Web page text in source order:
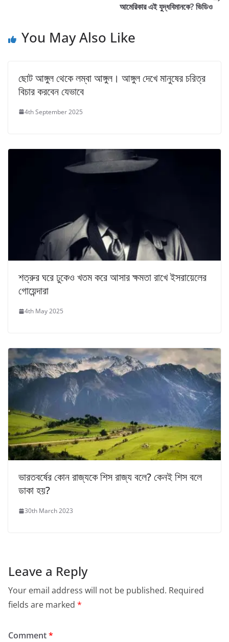
আমেরিকার এই যুদ্ধবিমানকে? ভিডিও
You May Also Like
ছোট আঙ্গুল থেকে লম্বা আঙ্গুল। আঙ্গুল দেখে মানুষের চরিত্র
বিচার করবেন যেভাবে
4th September 2025
শত্রুর ঘরে ঢুকেও খতম করে আসার ক্ষমতা রাখে ইসরায়েলের
গোয়েন্দারা
4th May 2025
ভারতবর্ষের কোন রাজ্যকে শিস রাজ্য বলে? কেনই শিস বলে
ডাকা হয়?
30th March 2023
Leave a Reply
Your email address will not be published. Required
fields are marked *
Comment*